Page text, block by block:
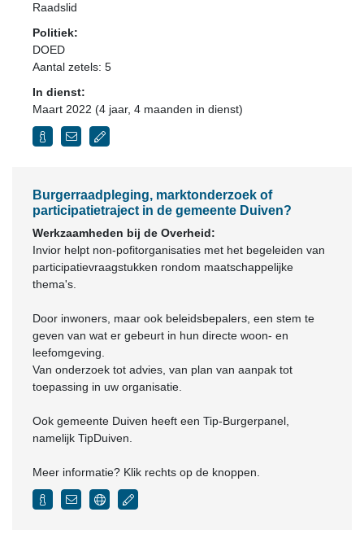
Raadslid
Politiek:
DOED
Aantal zetels: 5
In dienst:
Maart 2022 (4 jaar, 4 maanden in dienst)
Burgerraadpleging, marktonderzoek of
participatietraject in de gemeente Duiven?
Werkzaamheden bij de Overheid:
Invior helpt non-pofitorganisaties met het begeleiden van
participatievraagstukken rondom maatschappelijke
thema's.
Door inwoners, maar ook beleidsbepalers, een stem te
geven van wat er gebeurt in hun directe woon- en
leefomgeving.
Van onderzoek tot advies, van plan van aanpak tot
toepassing in uw organisatie.
Ook gemeente Duiven heeft een Tip-Burgerpanel,
namelijk TipDuiven.
Meer informatie? Klik rechts op de knoppen.